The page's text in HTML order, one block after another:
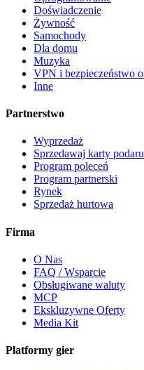
Doświadczenie
Żywność
Samochody
Dla domu
Muzyka
VPN i bezpieczeństwo
Inne
Partnerstwo
Wyprzedaż
Sprzedawaj karty
Program poleceń
Program partnerski
Rynek
Sprzedaż hurtowa
Firma
O Nas
FAQ / Wsparcie
Obsługiwane waluty
MCP
Ekskluzywne Oferty
Media Kit
Platformy gier